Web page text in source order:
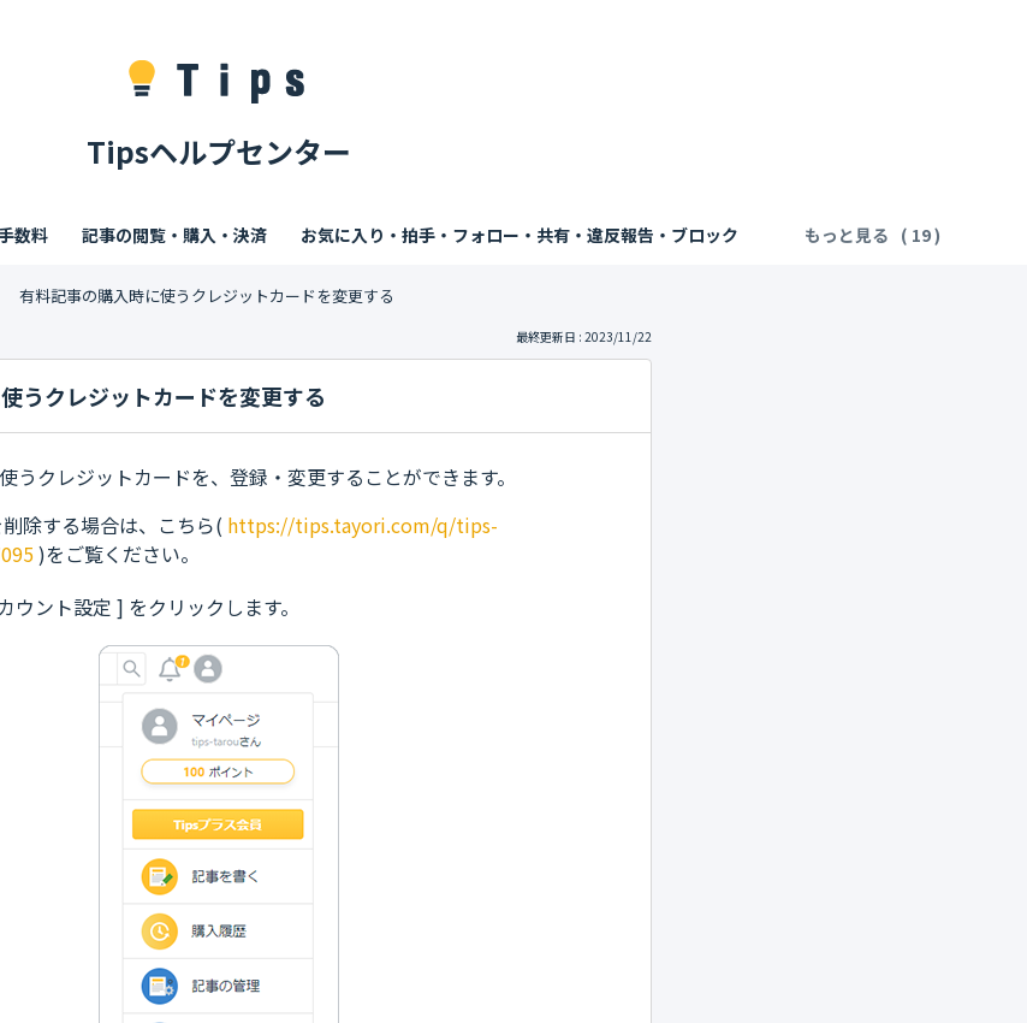
Tipsヘルプセンター
数料 記事の閲覧・購入・決済 お気に入り・拍手・フォロー・共有・違反報告・ブロック もっと見る
有料記事の購入時に使うクレジットカードを変更する
最終更新日 : 2023/11/22
うクレジットカードを変更する
うクレジットカードを、登録・変更することができます。
除する場合は、こちら( https://tips.tayori.com/q/tips-
)をご覧ください。
ント設定 ] をクリックします。